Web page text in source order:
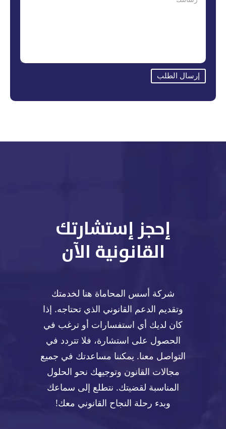
إرسال الطلب
إحجز إستشارتك
القانونية الآن
شركة أسس المحاماة هنا لخدمتك
وتقديم الدعم القانوني الذي تحتاجه. إذا
كان لديك أي استفسارات أو ترغب في
الحصول على استشارة، فلا تتردد في
التواصل معنا. يمكننا مساعدتك في جميع
مجالات القانون وتوجيهك نحو الحلول
المناسبة لقضيتك. نتطلع إلى سماعك
وبدء رحلة النجاح القانوني معك!